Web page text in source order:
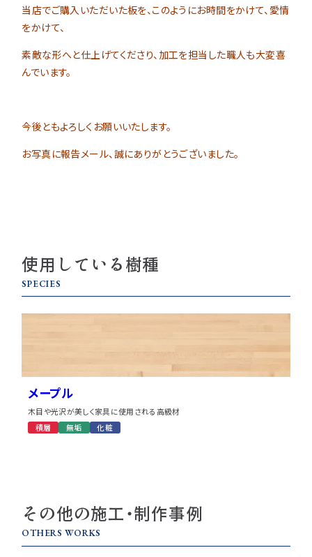
当店でご購入いただいた板を、このようにお時間をかけて、愛情
をかけて、
素敵な形へと仕上げてくださり、加工を担当した職人も大変喜
んでいます。
今後ともよろしくお願いいたします。
お写真に報告メール、誠にありがとうございました。
使用している樹種
SPECIES
メープル
木目や光沢が美しく家具に使用される高級材
積層
無垢 化粧
その他の施工・制作事例
OTHERS WORKS